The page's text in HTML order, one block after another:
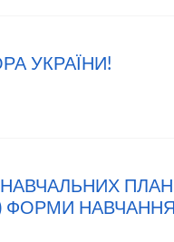
УКРАЇНИ!
ФОРМИ